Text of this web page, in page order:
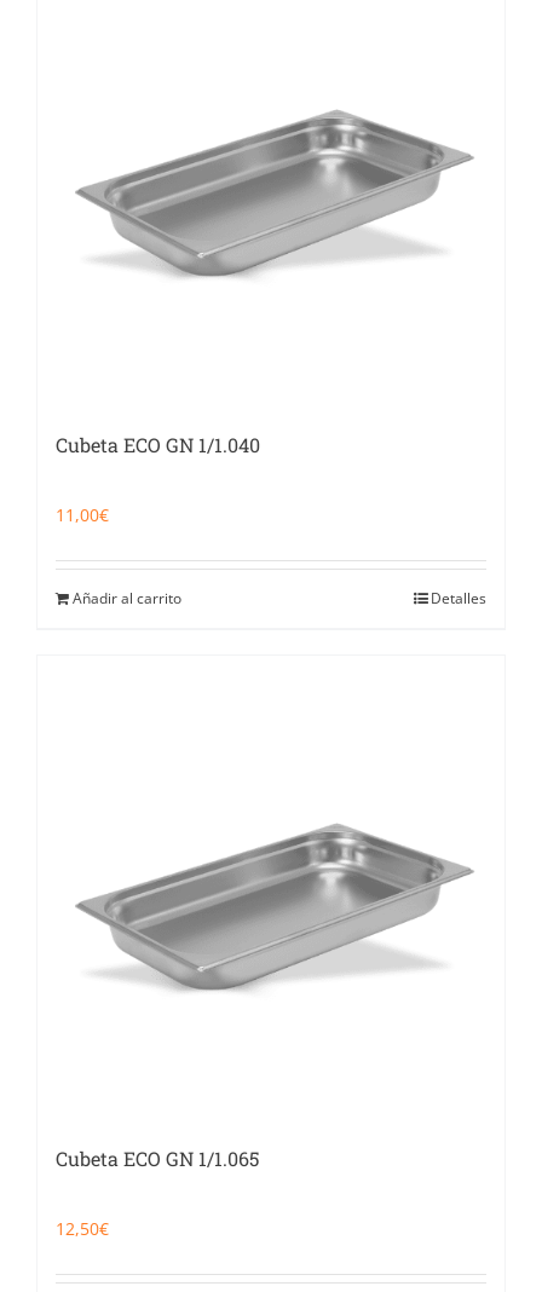
Cubeta ECO GN 1/1.040
11,00€
Añadir al carrito Detalles
Cubeta ECO GN 1/1.065
12,50€